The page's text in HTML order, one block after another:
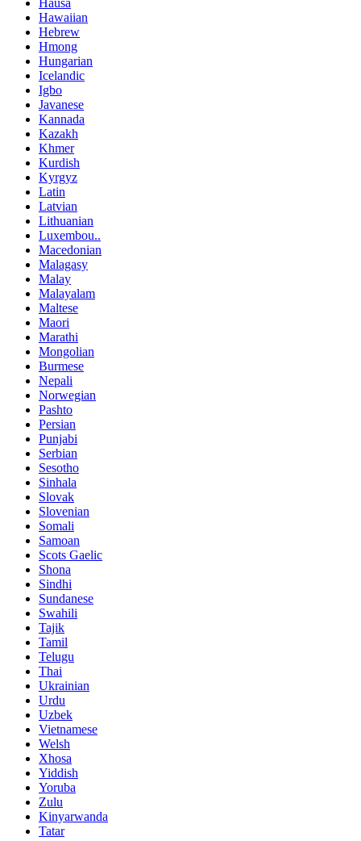
Hausa
Hawaiian
Hebrew
Hmong
Hungarian
Icelandic
Igbo
Javanese
Kannada
Kazakh
Khmer
Kurdish
Kyrgyz
Latin
Latvian
Lithuanian
Luxembou..
Macedonian
Malagasy
Malay
Malayalam
Maltese
Maori
Marathi
Mongolian
Burmese
Nepali
Norwegian
Pashto
Persian
Punjabi
Serbian
Sesotho
Sinhala
Slovak
Slovenian
Somali
Samoan
Scots Gaelic
Shona
Sindhi
Sundanese
Swahili
Tajik
Tamil
Telugu
Thai
Ukrainian
Urdu
Uzbek
Vietnamese
Welsh
Xhosa
Yiddish
Yoruba
Zulu
Kinyarwanda
Tatar